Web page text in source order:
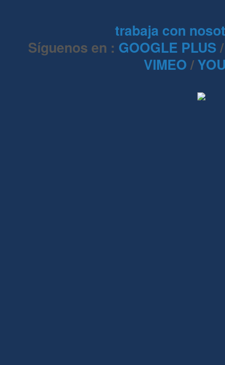
trabaja con
Síguenos en : GOOGLE PLUS
VIMEO /